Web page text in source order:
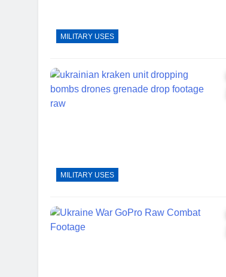
MILITARY USES
MILITARY USES